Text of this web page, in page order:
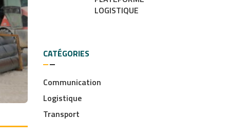
LOGISTIQUE
CATÉGORIES
Communication
Logistique
Transport